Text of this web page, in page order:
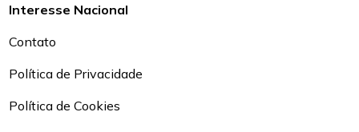
Interesse Nacional
Contato
Política de Privacidade
Política de Cookies